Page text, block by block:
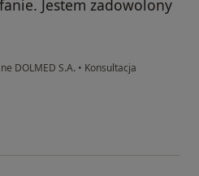
Jestem zadowolony
DOLMED S.A. • Konsultacja